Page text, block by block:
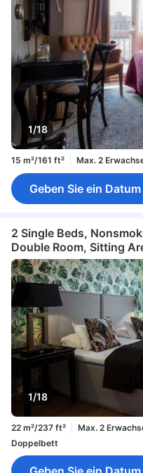
1/18
15 m²/161 ft² Max. 2
Geben Sie ein
2 Single Beds,
Double Room, Sitting
1/18
22 m²/237 ft² Max. 2
Doppelbett